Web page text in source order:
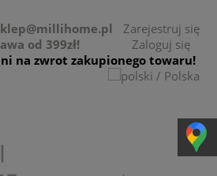
od 399zł!
na zwrot zakupionego towaru!
Zarejestruj się
Zaloguj się